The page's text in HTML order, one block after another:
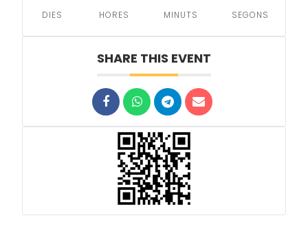
DIES HORES MINUTS SEGONS
SHARE THIS EVENT